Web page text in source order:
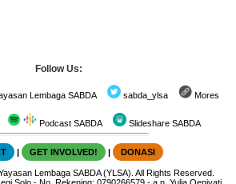
Follow Us:
Lembaga SABDA sabda_ylsa Mores
Podcast SABDA Slideshare SABDA
| GET INVOLVED! | DONASI
Lembaga SABDA (YLSA). All Rights Reserved.